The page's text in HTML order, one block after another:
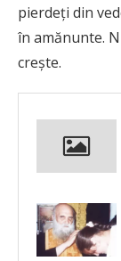
pierdeţi din
în amănunte.
creşte.